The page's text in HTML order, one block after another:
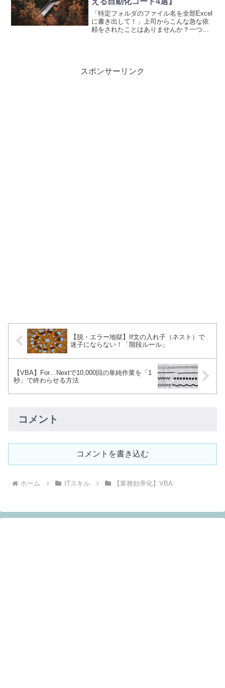
「特定フォルダのファイル名を全部Excel
に書き出して！」上司からこんな急な依
頼をされたことはありませんか？一つひ
スポンサーリンク
【脱・エラー地獄】If文の入れ子（ネスト）で
迷子にならない！「階段ルール」
【VBA】For…Nextで10,000回の単純作業を「1
秒」で終わらせる方法
コメント
コメントを書き込む
ホーム ITスキル 【業務効率化】VBA